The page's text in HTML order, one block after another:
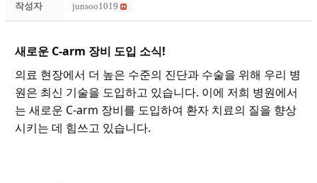
작성자 junsoo1019
새로운 C-arm 장비 도입 소식!
의료 현장에서 더 높은 수준의 진단과 수술을 위해 우리 병
원은 최신 기술을 도입하고 있습니다. 이에 저희 병원에서
는 새로운 C-arm 장비를 도입하여 환자 치료의 질을 향상
시키는 데 힘쓰고 있습니다.